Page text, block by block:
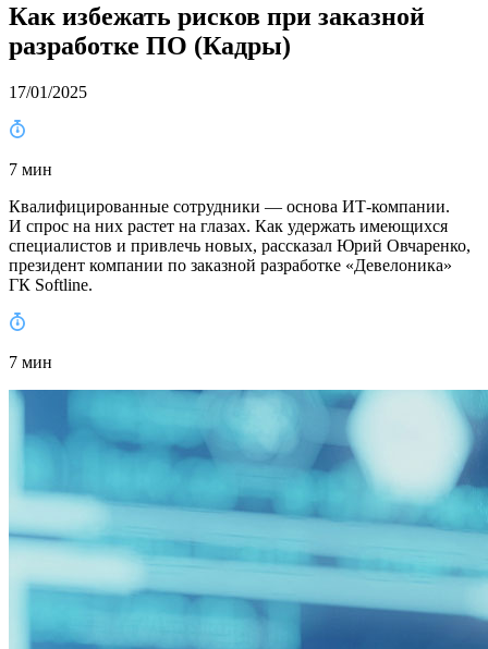
Как избежать рисков при заказной
разработке ПО (Кадры)
17/01/2025
7 мин
Квалифицированные сотрудники — основа ИТ-компании.
И спрос на них растет на глазах. Как удержать имеющихся
специалистов и привлечь новых, рассказал Юрий Овчаренко,
президент компании по заказной разработке «Девелоника»
ГК Softline.
7 мин